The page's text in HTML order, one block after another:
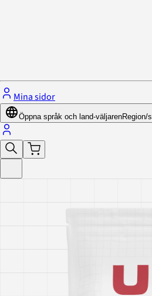
Mina sidor
Öppna språk och land-väljarenRegion/